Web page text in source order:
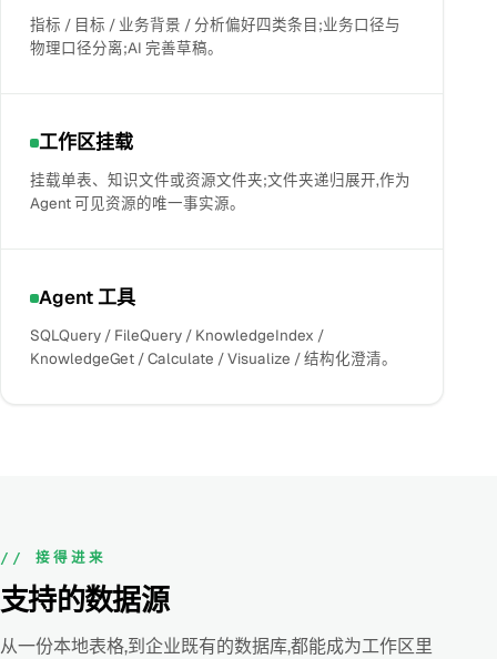
指标 / 目标 / 业务背景 / 分析偏好四类条目;业务口径与
物理口径分离;AI 完善草稿。
工作区挂载
挂载单表、知识文件或资源文件夹;文件夹递归展开,作为
Agent 可见资源的唯一事实源。
Agent 工具
SQLQuery / FileQuery / KnowledgeIndex /
KnowledgeGet / Calculate / Visualize / 结构化澄清。
// 接得进来
支持的数据源
从一份本地表格,到企业既有的数据库,都能成为工作区里